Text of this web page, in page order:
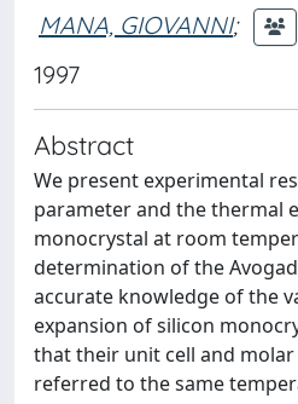
MANA, GIOVANNI;
1997
Abstract
We present experimental
parameter and the thermal
monocrystal at room
determination of the
accurate knowledge of the
expansion of silicon
that their unit cell and
referred to the same